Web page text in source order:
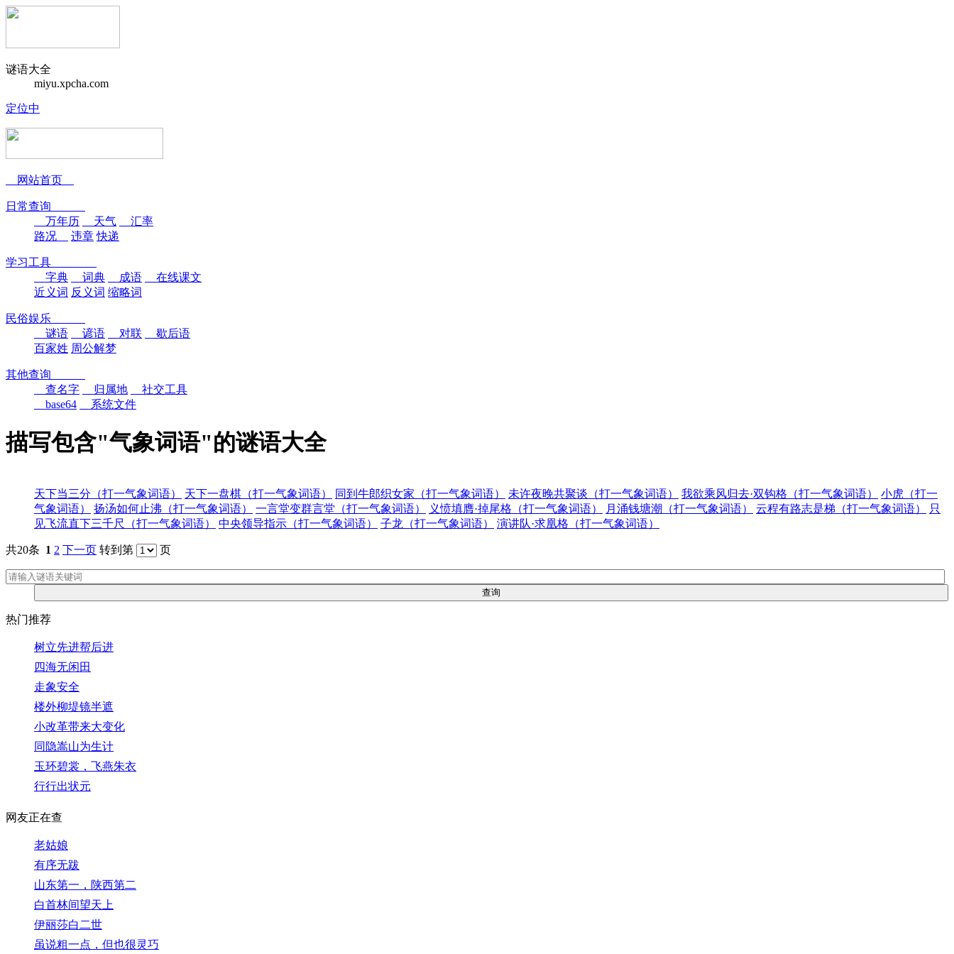
谜语大全
miyu.xpcha.com
定位中
网站首页
日常查询
万年历
天气
汇率
路况
违章 快递
学习工具
字典
词典 成语
在线课文
近义词 反义词 缩略词
民俗娱乐
谜语
谚语 对联
歇后语
百家姓 周公解梦
其他查询
查名字
归属地
社交工具
base64
系统文件
描写包含"气象词语"的谜语大全
天下当三分（打一气象词语） 天下一盘棋（打一气象词语） 同到牛郎织女家（打一气象词语） 未许夜晚共聚谈（打一气象词语） 我欲乘风归去·双钩格（打一气象词语）
小虎（打一
气象词语）
扬汤如何止沸（打一气象词语） 一言堂变群言堂（打一气象词语） 义愤填膺·掉尾格（打一气象词语） 月涌钱塘潮（打一气象词语） 云程有路志是梯（打一气象词语）
只
见飞流直下三千尺（打一气象词语）
中央领导指示（打一气象词语） 子龙（打一气象词语） 演讲队·求凰格（打一气象词语）
共20条 1 2 下一页 转到第 页
热门推荐
树立先进帮后进
四海无闲田
走象安全
楼外柳堤镜半遮
小改革带来大变化
同隐嵩山为生计
玉环碧裳，飞燕朱衣
行行出状元
网友正在查
老姑娘
有序无跋
山东第一，陕西第二
白首林间望天上
伊丽莎白二世
虽说粗一点，但也很灵巧